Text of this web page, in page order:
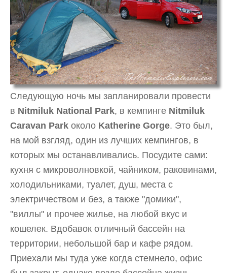
Следующую ночь мы запланировали провести
в Nitmiluk National Park, в кемпинге Nitmiluk
Caravan Park около Katherine Gorge. Это был,
на мой взгляд, один из лучших кемпингов, в
которых мы останавливались. Посудите сами:
кухня с микроволновкой, чайником, раковинами,
холодильниками, туалет, душ, места с
электричеством и без, а также "домики",
"виллы" и прочее жилье, на любой вкус и
кошелек. Вдобавок отличный бассейн на
территории, небольшой бар и кафе рядом.
Приехали мы туда уже когда стемнело, офис